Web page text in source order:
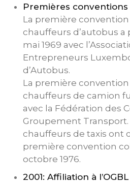
Premières
La première
chauffeurs d’autobus a
mai 1969 avec
Entrepreneurs
d’Autobus.
La première
chauffeurs de camion
avec la Fédération des
Groupement
chauffeurs de taxis ont
première convention
octobre 1976.
2001: Affiliation à l’OGBL